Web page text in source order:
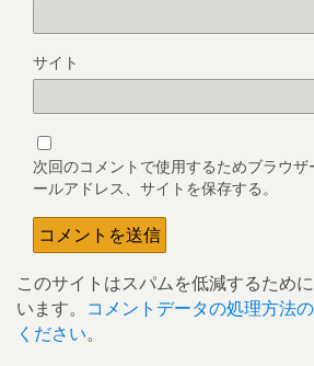
サイト
次回のコメントで使用するためブラウザ
ールアドレス、サイトを保存する。
このサイトはスパムを低減するため
います。 コメントデータの処理方法
ください。